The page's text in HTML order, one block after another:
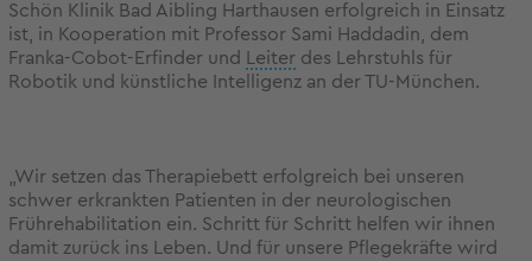
Schön Klinik Bad Aibling Harthausen erfolgreich in Einsatz
ist, in Kooperation mit Professor Sami Haddadin, dem
Franka-Cobot-Erfinder und Leiter des Lehrstuhls für
Robotik und künstliche Intelligenz an der TU-München.
„Wir setzen das Therapiebett erfolgreich bei unseren
schwer erkrankten Patienten in der neurologischen
Frührehabilitation ein. Schritt für Schritt helfen wir ihnen
damit zurück ins Leben. Und für unsere Pflegekräfte wird